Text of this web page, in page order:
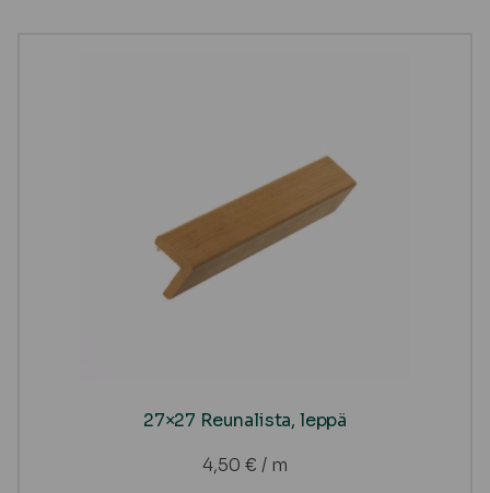
27×27 Reunalista, leppä
4,50 € / m